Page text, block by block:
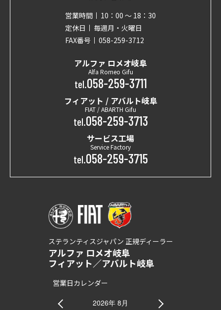
営業時間
10：00 〜 18：30
定休日
毎週月・火曜日
FAX番号
058-259-3712
アルファ ロメオ岐阜
Alfa Romeo Gifu
tel.058-259-3711
フィアット / アバルト岐阜
FIAT / ABARTH Gifu
tel.058-259-3713
サービス工場
Service Factory
tel.058-259-3715
ステランティスジャパン 正規ディーラー
アルファ ロメオ岐阜
フィアット／アバルト岐阜
営業日カレンダー
2026年 8月